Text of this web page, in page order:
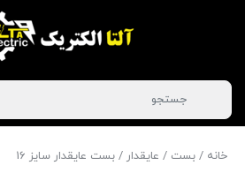
خانه / بست / عایقدار / بست عایقدار سایز 16